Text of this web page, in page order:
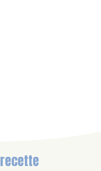
recette